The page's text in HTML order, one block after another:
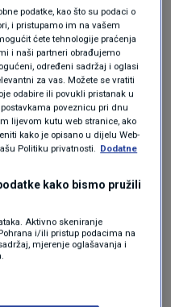
u koju su bili
Francuska, Turska,
Kosovu.
nekadašnji
općine Stari
kroz koju je,
protuzakonito
osobama
i dopuštao
podatke, kao što su podaci o
i pristupamo im na vašem
ćete tehnologije praćenja
i naši partneri obrađujemo
određeni sadržaj i oglasi
za vas. Možete se vratiti
odabire ili povukli pristanak u
poveznicu pri dnu
lijevom kutu web stranice, ako
kako je opisano u dijelu Web-
Politiku privatnosti. Dodatne
kako bismo pružili
Aktivno skeniranje
i/ili pristup podacima na
mjerenje oglašavanja i